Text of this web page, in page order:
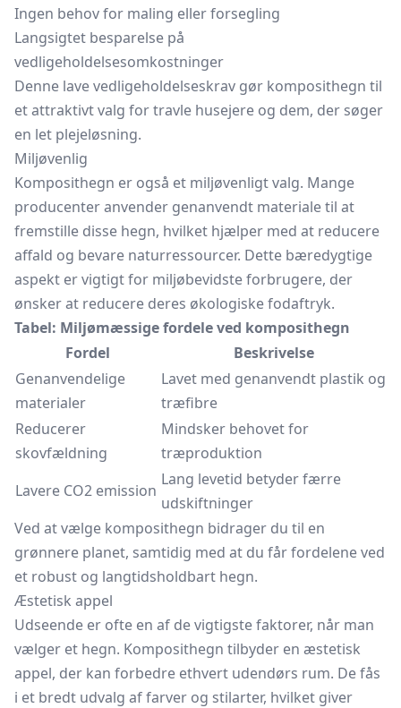
Ingen behov for maling eller forsegling
Langsigtet besparelse på
vedligeholdelsesomkostninger
Denne lave vedligeholdelseskrav gør komposithegn til
et attraktivt valg for travle husejere og dem, der søger
en let plejeløsning.
Miljøvenlig
Komposithegn er også et miljøvenligt valg. Mange
producenter anvender genanvendt materiale til at
fremstille disse hegn, hvilket hjælper med at reducere
affald og bevare naturressourcer. Dette bæredygtige
aspekt er vigtigt for miljøbevidste forbrugere, der
ønsker at reducere deres økologiske fodaftryk.
Tabel: Miljømæssige fordele ved komposithegn
Fordel
Beskrivelse
Genanvendelige
materialer
Lavet med genanvendt plastik og
træfibre
Reducerer
skovfældning
Mindsker behovet for
træproduktion
Lavere CO2 emission
Lang levetid betyder færre
udskiftninger
Ved at vælge komposithegn bidrager du til en
grønnere planet, samtidig med at du får fordelene ved
et robust og langtidsholdbart hegn.
Æstetisk appel
Udseende er ofte en af de vigtigste faktorer, når man
vælger et hegn. Komposithegn tilbyder en æstetisk
appel, der kan forbedre ethvert udendørs rum. De fås
i et bredt udvalg af farver og stilarter, hvilket giver